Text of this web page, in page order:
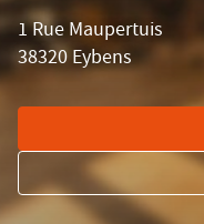
les
horaires
1 Rue Maupertuis
38320 Eybens